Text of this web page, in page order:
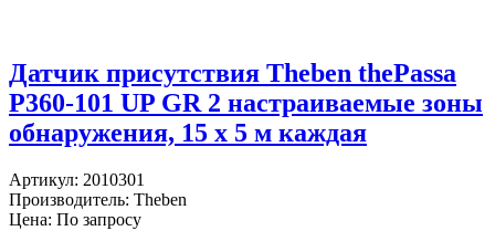
Датчик присутствия Theben thePassa
P360-101 UP GR 2 настраиваемые зоны
обнаружения, 15 х 5 м каждая
Артикул: 2010301
Производитель: Theben
Цена: По запросу